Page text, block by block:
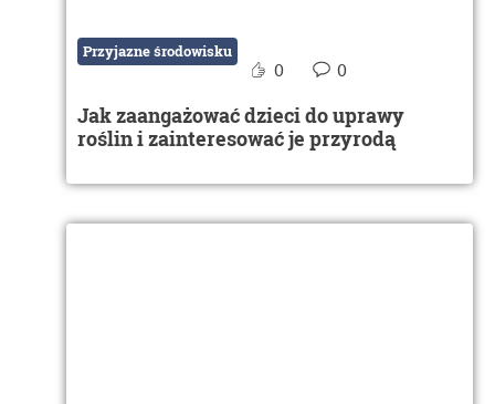
Przyjazne środowisku
0 0
Jak zaangażować dzieci do uprawy
roślin i zainteresować je przyrodą